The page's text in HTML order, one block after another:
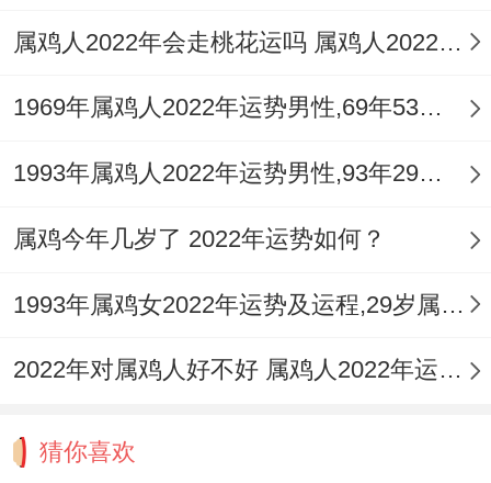
属鸡人2022年会走桃花运吗 属鸡人2022年桃花运势如何
1969年属鸡人2022年运势男性,69年53岁属鸡男2022年每月运程怎么样
1993年属鸡人2022年运势男性,93年29岁属鸡男2022年每月运程怎么样
属鸡今年几岁了 2022年运势如何？
1993年属鸡女2022年运势及运程,29岁属鸡人2022全年每月运势女性如何
2022年对属鸡人好不好 属鸡人2022年运势如何
猜你喜欢